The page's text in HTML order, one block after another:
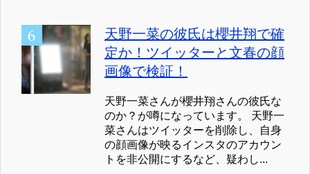
天野一菜の彼氏は櫻井翔で確
定か！ツイッターと文春の顔
画像で検証！
天野一菜さんが櫻井翔さんの彼氏な
のか？が噂になっています。 天野一
菜さんはツイッターを削除し、自身
の顔画像が映るインスタのアカウン
トを非公開にするなど、疑わし...